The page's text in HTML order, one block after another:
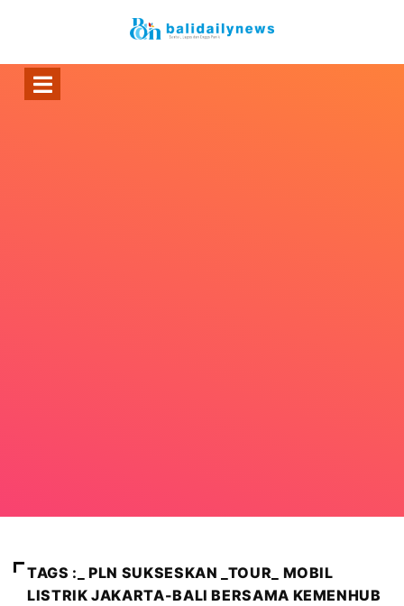
TAGS :_ PLN SUKSESKAN _TOUR_ MOBIL
LISTRIK JAKARTA-BALI BERSAMA KEMENHUB